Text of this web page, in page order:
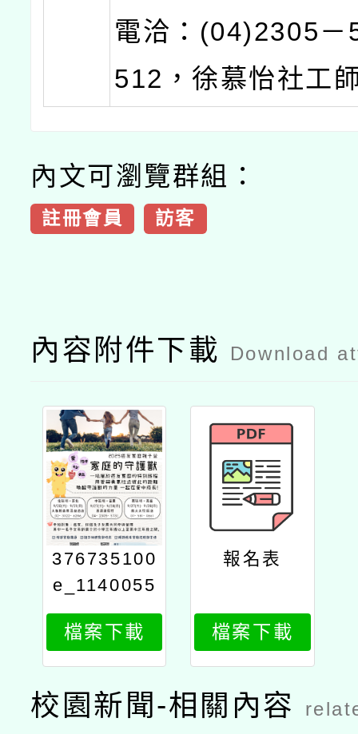
電洽：(04)2305－
512，徐慕怡社工
內文可瀏覽群組：
註冊會員 訪客
內容附件下載 Download
376735100
e_1140055
956_attach
2
檔案下載
報名表
檔案下載
校園新聞-相關內容